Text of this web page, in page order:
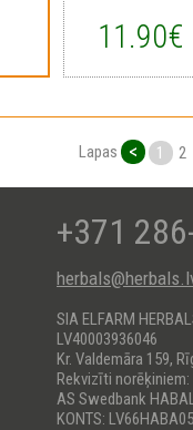
11.90€
Lapas < 1 2
+371
SIA ELFARM
LV40003936046
Kr. Valdemāra 159,
Rekvizīti norēķiniem:
AS Swedbank
KONTS: